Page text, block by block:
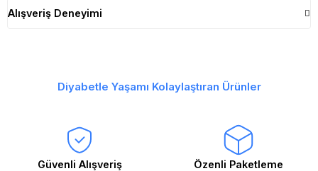
Alışveriş Deneyimi
Diyabetle Yaşamı Kolaylaştıran Ürünler
Güvenli Alışveriş Özenli Paketleme